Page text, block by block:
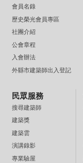
會員名錄
歷史榮光會員專區
社團介紹
公會章程
入會辦法
外縣市建築師出入登記
民眾服務
搜尋建築師
建築獎
建築雲
演講錄影
專業驗屋